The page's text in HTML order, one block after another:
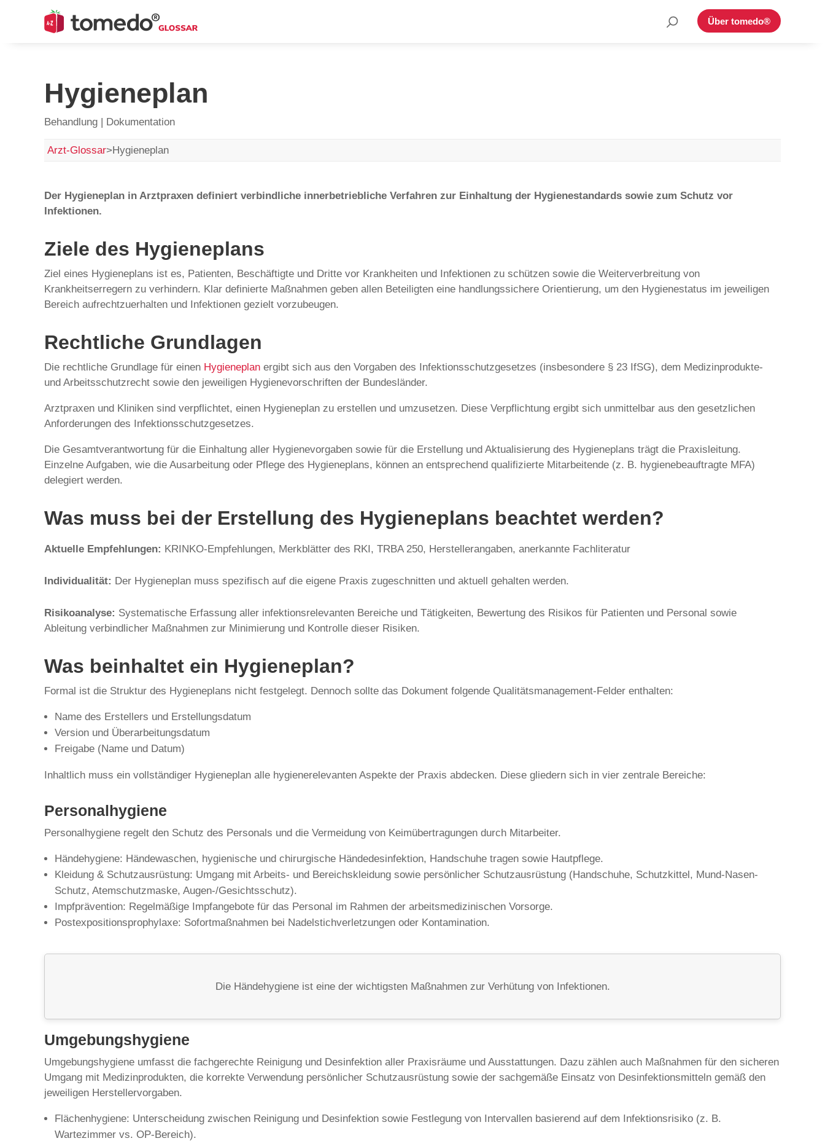
Suche
nach:
Über tomedo®
Hygieneplan
Behandlung | Dokumentation
Arzt-Glossar>Hygieneplan
Der Hygieneplan in Arztpraxen definiert verbindliche innerbetriebliche Verfahren zur Einhaltung der Hygienestandards sowie zum Schutz vor
Infektionen.
Ziele des Hygieneplans
Ziel eines Hygieneplans ist es, Patienten, Beschäftigte und Dritte vor Krankheiten und Infektionen zu schützen sowie die Weiterverbreitung von
Krankheitserregern zu verhindern. Klar definierte Maßnahmen geben allen Beteiligten eine handlungssichere Orientierung, um den Hygienestatus im jeweiligen
Bereich aufrechtzuerhalten und Infektionen gezielt vorzubeugen.
Rechtliche Grundlagen
Die rechtliche Grundlage für einen Hygieneplan ergibt sich aus den Vorgaben des Infektionsschutzgesetzes (insbesondere § 23 IfSG), dem Medizinprodukte-
und Arbeitsschutzrecht sowie den jeweiligen Hygienevorschriften der Bundesländer.
Arztpraxen und Kliniken sind verpflichtet, einen Hygieneplan zu erstellen und umzusetzen. Diese Verpflichtung ergibt sich unmittelbar aus den gesetzlichen
Anforderungen des Infektionsschutzgesetzes.
Die Gesamtverantwortung für die Einhaltung aller Hygienevorgaben sowie für die Erstellung und Aktualisierung des Hygieneplans trägt die Praxisleitung.
Einzelne Aufgaben, wie die Ausarbeitung oder Pflege des Hygieneplans, können an entsprechend qualifizierte Mitarbeitende (z. B. hygienebeauftragte MFA)
delegiert werden.
Was muss bei der Erstellung des Hygieneplans beachtet werden?
Aktuelle Empfehlungen: KRINKO-Empfehlungen, Merkblätter des RKI, TRBA 250, Herstellerangaben, anerkannte Fachliteratur
Individualität: Der Hygieneplan muss spezifisch auf die eigene Praxis zugeschnitten und aktuell gehalten werden.
Risikoanalyse: Systematische Erfassung aller infektionsrelevanten Bereiche und Tätigkeiten, Bewertung des Risikos für Patienten und Personal sowie
Ableitung verbindlicher Maßnahmen zur Minimierung und Kontrolle dieser Risiken.
Was beinhaltet ein Hygieneplan?
Formal ist die Struktur des Hygieneplans nicht festgelegt. Dennoch sollte das Dokument folgende Qualitätsmanagement-Felder enthalten:
Name des Erstellers und Erstellungsdatum
Version und Überarbeitungsdatum
Freigabe (Name und Datum)
Inhaltlich muss ein vollständiger Hygieneplan alle hygienerelevanten Aspekte der Praxis abdecken. Diese gliedern sich in vier zentrale Bereiche:
Personalhygiene
Personalhygiene regelt den Schutz des Personals und die Vermeidung von Keimübertragungen durch Mitarbeiter.
Händehygiene: Händewaschen, hygienische und chirurgische Händedesinfektion, Handschuhe tragen sowie Hautpflege.
Kleidung & Schutzausrüstung: Umgang mit Arbeits- und Bereichskleidung sowie persönlicher Schutzausrüstung (Handschuhe, Schutzkittel, Mund-Nasen-
Schutz, Atemschutzmaske, Augen-/Gesichtsschutz).
Impfprävention: Regelmäßige Impfangebote für das Personal im Rahmen der arbeitsmedizinischen Vorsorge.
Postexpositionsprophylaxe: Sofortmaßnahmen bei Nadelstichverletzungen oder Kontamination.
Die Händehygiene ist eine der wichtigsten Maßnahmen zur Verhütung von Infektionen.
Umgebungshygiene
Umgebungshygiene umfasst die fachgerechte Reinigung und Desinfektion aller Praxisräume und Ausstattungen. Dazu zählen auch Maßnahmen für den sicheren
Umgang mit Medizinprodukten, die korrekte Verwendung persönlicher Schutzausrüstung sowie der sachgemäße Einsatz von Desinfektionsmitteln gemäß den
jeweiligen Herstellervorgaben.
Flächenhygiene: Unterscheidung zwischen Reinigung und Desinfektion sowie Festlegung von Intervallen basierend auf dem Infektionsrisiko (z. B.
Wartezimmer vs. OP-Bereich).